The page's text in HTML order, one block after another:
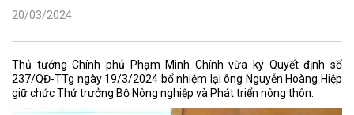
20/03/2024
Thủ tướng Chính phủ Phạm Minh Chính vừa ký Quyết định số
237/QĐ-TTg ngày 19/3/2024 bổ nhiệm lại ông Nguyễn Hoàng Hiệp
giữ chức Thứ trưởng Bộ Nông nghiệp và Phát triển nông thôn.